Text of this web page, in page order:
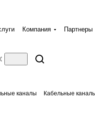
Компания Партнеры
каналы Кабельные